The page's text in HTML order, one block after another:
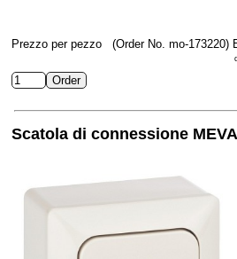
Prezzo per pezzo (Order No. mo-173220)
Scatola di connessione